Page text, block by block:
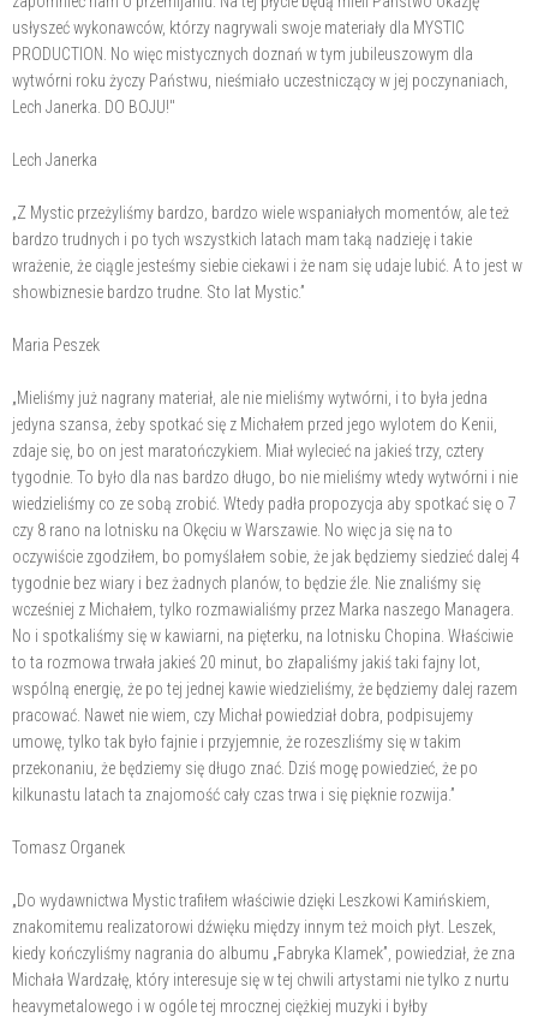
usłyszeć wykonawców, którzy nagrywali swoje materiały dla MYSTIC
PRODUCTION. No więc mistycznych doznań w tym jubileuszowym dla
wytwórni roku życzy Państwu, nieśmiało uczestniczący w jej poczynaniach,
Lech Janerka. DO BOJU!"
Lech Janerka
„Z Mystic przeżyliśmy bardzo, bardzo wiele wspaniałych momentów, ale też
bardzo trudnych i po tych wszystkich latach mam taką nadzieję i takie
wrażenie, że ciągle jesteśmy siebie ciekawi i że nam się udaje lubić. A to jest w
showbiznesie bardzo trudne. Sto lat Mystic.”
Maria Peszek
„Mieliśmy już nagrany materiał, ale nie mieliśmy wytwórni, i to była jedna
jedyna szansa, żeby spotkać się z Michałem przed jego wylotem do Kenii,
zdaje się, bo on jest maratończykiem. Miał wylecieć na jakieś trzy, cztery
tygodnie. To było dla nas bardzo długo, bo nie mieliśmy wtedy wytwórni i nie
wiedzieliśmy co ze sobą zrobić. Wtedy padła propozycja aby spotkać się o 7
czy 8 rano na lotnisku na Okęciu w Warszawie. No więc ja się na to
oczywiście zgodziłem, bo pomyślałem sobie, że jak będziemy siedzieć dalej 4
tygodnie bez wiary i bez żadnych planów, to będzie źle. Nie znaliśmy się
wcześniej z Michałem, tylko rozmawialiśmy przez Marka naszego Managera.
No i spotkaliśmy się w kawiarni, na pięterku, na lotnisku Chopina. Właściwie
to ta rozmowa trwała jakieś 20 minut, bo złapaliśmy jakiś taki fajny lot,
wspólną energię, że po tej jednej kawie wiedzieliśmy, że będziemy dalej razem
pracować. Nawet nie wiem, czy Michał powiedział dobra, podpisujemy
umowę, tylko tak było fajnie i przyjemnie, że rozeszliśmy się w takim
przekonaniu, że będziemy się długo znać. Dziś mogę powiedzieć, że po
kilkunastu latach ta znajomość cały czas trwa i się pięknie rozwija.”
Tomasz Organek
„Do wydawnictwa Mystic trafiłem właściwie dzięki Leszkowi Kamińskiem,
znakomitemu realizatorowi dźwięku między innym też moich płyt. Leszek,
kiedy kończyliśmy nagrania do albumu „Fabryka Klamek”, powiedział, że zna
Michała Wardzałę, który interesuje się w tej chwili artystami nie tylko z nurtu
heavymetalowego i w ogóle tej mrocznej ciężkiej muzyki i byłby